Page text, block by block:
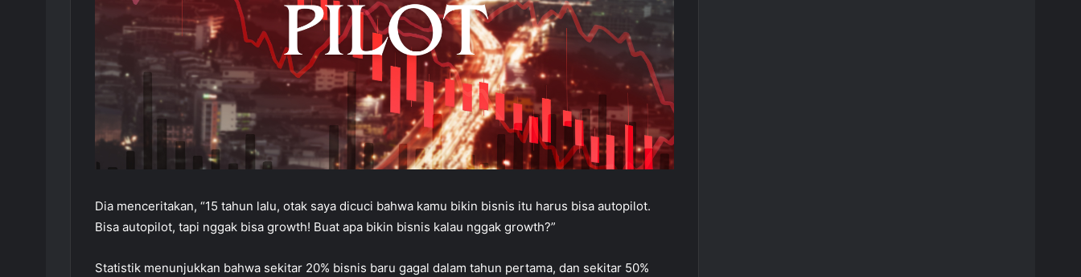
Dia menceritakan, “15 tahun lalu, otak saya dicuci bahwa kamu bikin bisnis itu harus bisa autopilot.
Bisa autopilot, tapi nggak bisa growth! Buat apa bikin bisnis kalau nggak growth?”
Statistik menunjukkan bahwa sekitar 20% bisnis baru gagal dalam tahun pertama, dan sekitar 50%